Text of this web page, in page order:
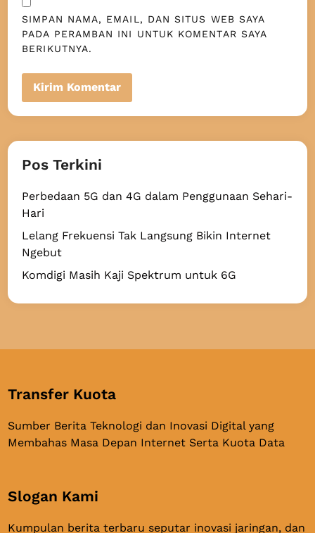
SIMPAN NAMA, EMAIL, DAN SITUS WEB SAYA
PADA PERAMBAN INI UNTUK KOMENTAR SAYA
BERIKUTNYA.
Pos Terkini
Perbedaan 5G dan 4G dalam Penggunaan Sehari-
Hari
Lelang Frekuensi Tak Langsung Bikin Internet
Ngebut
Komdigi Masih Kaji Spektrum untuk 6G
Transfer Kuota
Sumber Berita Teknologi dan Inovasi Digital yang
Membahas Masa Depan Internet Serta Kuota Data
Slogan Kami
Kumpulan berita terbaru seputar inovasi jaringan, dan